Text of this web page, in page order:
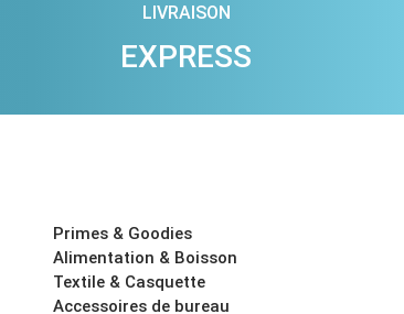
LIVRAISON
EXPRESS
Primes & Goodies
Alimentation & Boisson
Textile & Casquette
Accessoires de bureau